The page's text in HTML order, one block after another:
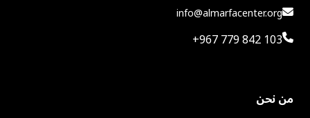
info@almarfacenter.org
+967 779 842 103
من نحن